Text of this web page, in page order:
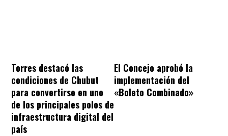
Torres destacó las
condiciones de Chubut
para convertirse en uno
de los principales polos de
infraestructura digital del
país
El Concejo aprobó la
implementación del
«Boleto Combinado»